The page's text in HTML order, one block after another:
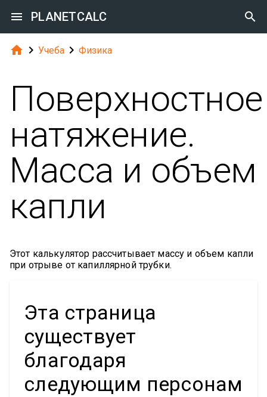
 PLANETCALC 
  Учеба  Физика
Поверхностное
натяжение.
Масса и объем
капли
Этот калькулятор рассчитывает массу и объем капли
при отрыве от капиллярной трубки.
Эта страница
существует
благодаря
следующим персонам